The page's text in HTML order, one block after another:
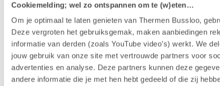
Cookiemelding; wel zo ontspannen om te (w)eten…
Om je optimaal te laten genieten van Thermen Bussloo,
Deze vergroten het gebruiksgemak, maken aanbiedingen
informatie van derden (zoals YouTube video’s) werkt. We
jouw gebruik van onze site met vertrouwde partners voor
advertenties en analyse. Deze partners kunnen deze
andere informatie die je met hen hebt gedeeld of die zij
Badenkaart kopen & reserveren